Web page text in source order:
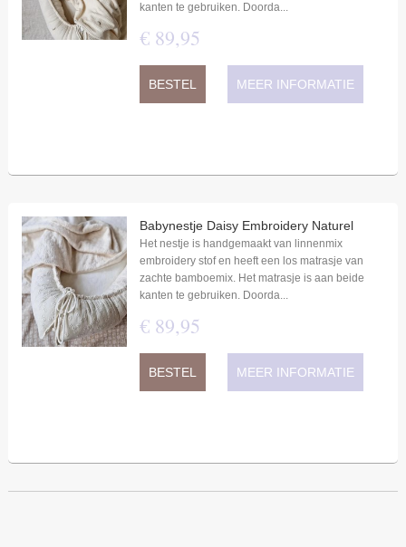
kanten te gebruiken. Doorda...
€ 89,95
BESTEL MEER INFORMATIE
Babynestje Daisy Embroidery Naturel
Het nestje is handgemaakt van linnenmix
embroidery stof en heeft een los matrasje van
zachte bamboemix. Het matrasje is aan beide
kanten te gebruiken. Doorda...
€ 89,95
BESTEL MEER INFORMATIE